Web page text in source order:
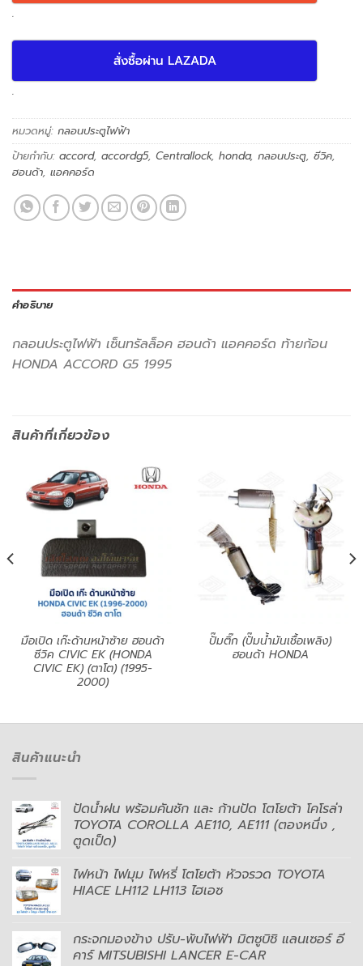
.
สั่งซื้อผ่าน LAZADA
.
หมวดหมู่: กลอนประตูไฟฟ้า
ป้ายกำกับ: accord, accordg5, Centrallock, honda, กลอนประตู, ซีวิค,
ฮอนด้า, แอคคอร์ด
คำอธิบาย
กลอนประตูไฟฟ้า เซ็นทรัลล็อค ฮอนด้า แอคคอร์ด ท้ายก้อน
HONDA ACCORD G5 1995
สินค้าที่เกี่ยวข้อง
มือเปิด เก๊ะด้านหน้าซ้าย ฮอนด้า
ซีวิค CIVIC EK (HONDA
CIVIC EK) (ตาโต) (1995-
2000)
ปั๊มติ๊ก (ปั๊มน้ำมันเชื้อเพลิง)
ฮอนด้า HONDA
สินค้าแนะนำ
ปัดน้ำฝน พร้อมคันชัก และ ก้านปัด โตโยต้า โคโรล่า
TOYOTA COROLLA AE110, AE111 (ตองหนึ่ง ,
ตูดเป็ด)
ไฟหน้า ไฟมุม ไฟหรี่ โตโยต้า หัวจรวด TOYOTA
HIACE LH112 LH113 ไฮเอซ
กระจกมองข้าง ปรับ-พับไฟฟ้า มิตซูบิชิ แลนเซอร์ อี
คาร์ MITSUBISHI LANCER E-CAR